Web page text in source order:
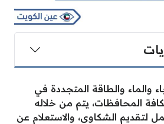
والماء والطاقة المتجددة في
المحافظات، يتم من خلاله
لتقديم الشكاوى، والاستعلام عن